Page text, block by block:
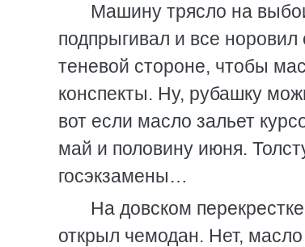
Машину трясло на
подпрыгивал и все норовил
теневой стороне, чтобы
конспекты. Ну, рубашку
вот если масло зальет
май и половину июня.
госэкзамены…
На довском
открыл чемодан. Нет,